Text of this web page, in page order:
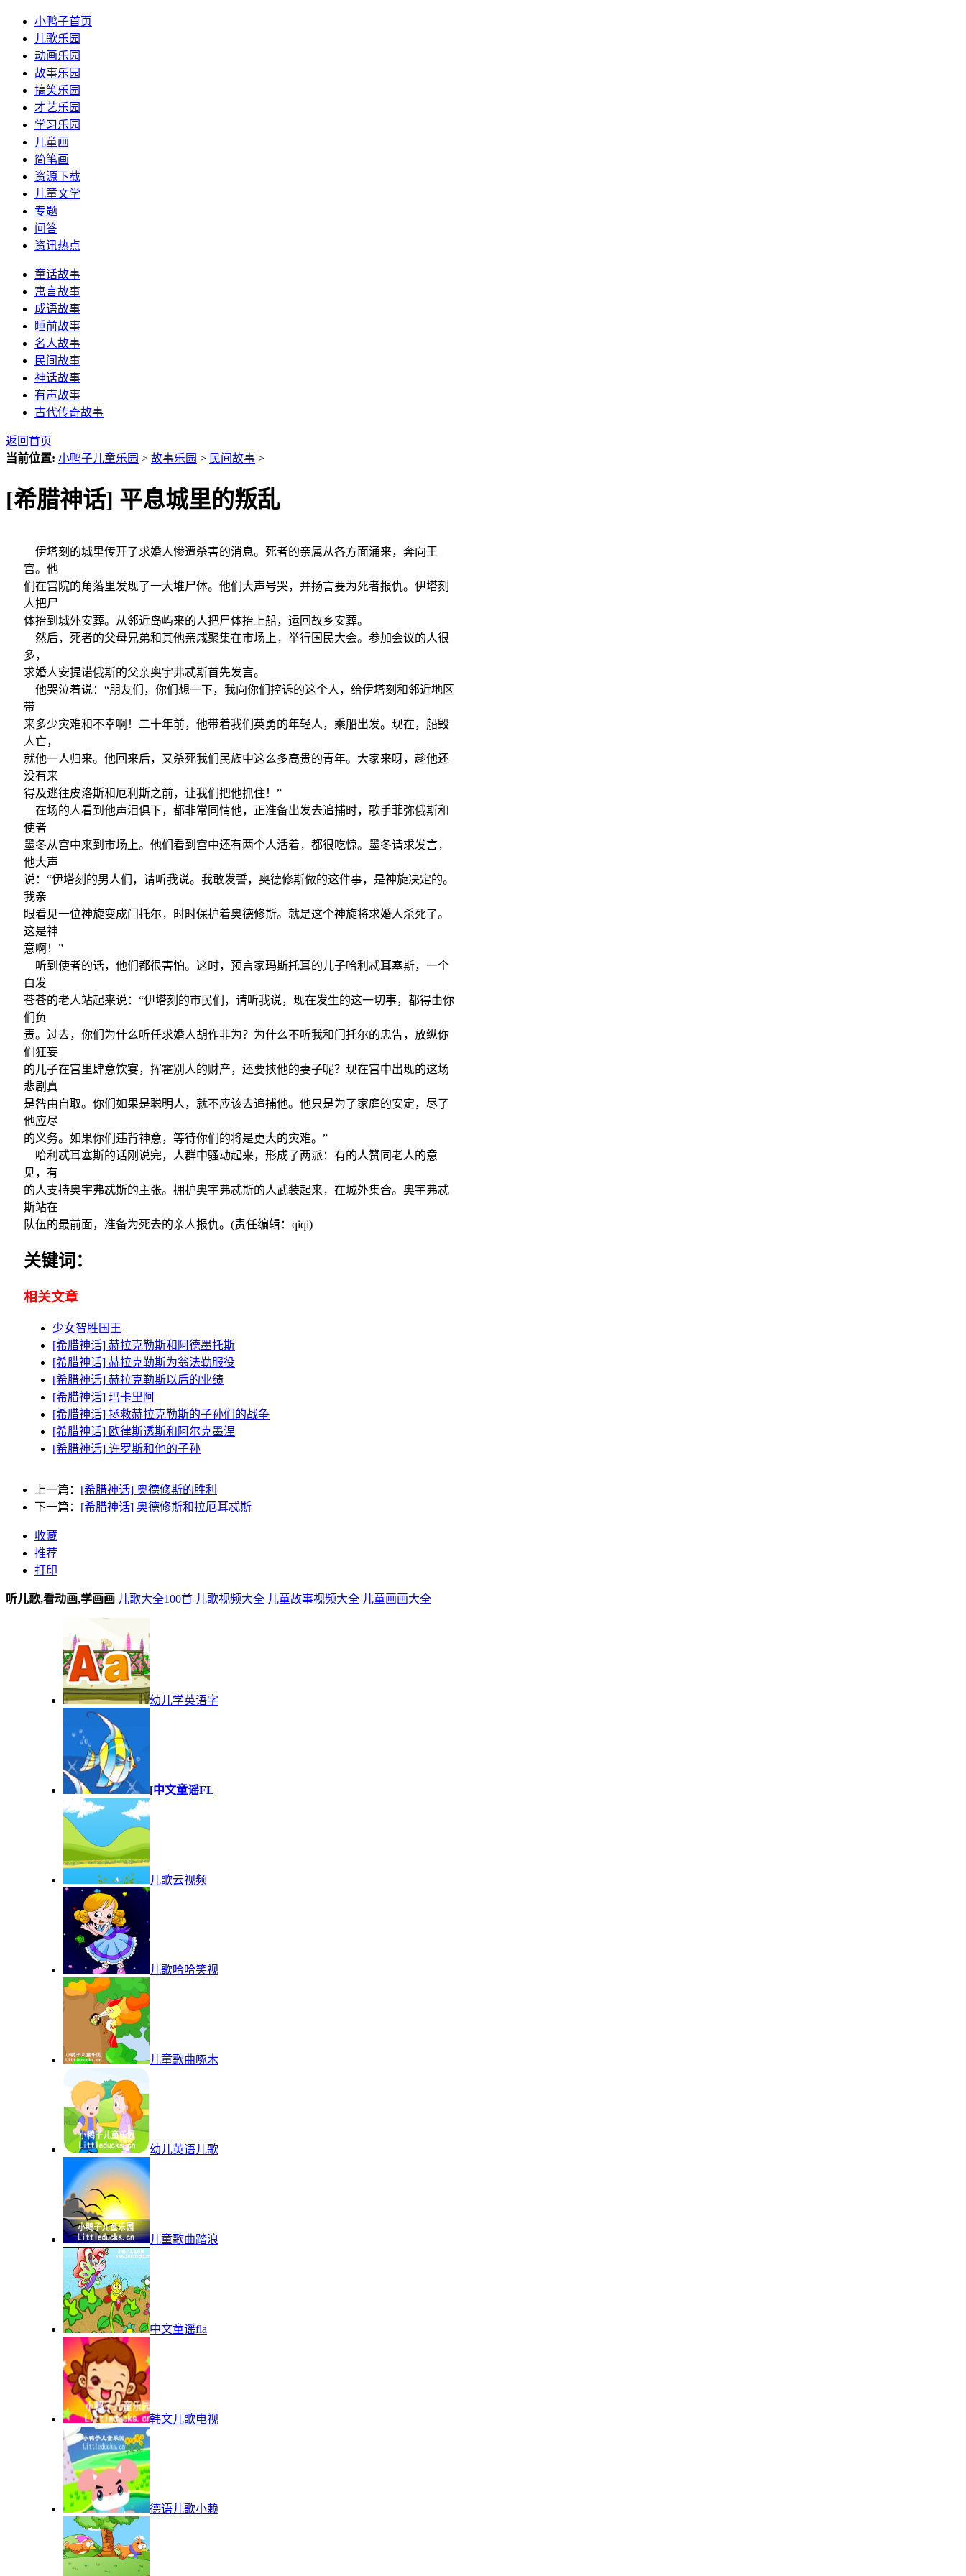
小鸭子首页
儿歌乐园
动画乐园
故事乐园
搞笑乐园
才艺乐园
学习乐园
儿童画
简笔画
资源下载
儿童文学
专题
问答
资讯热点
童话故事
寓言故事
成语故事
睡前故事
名人故事
民间故事
神话故事
有声故事
古代传奇故事
返回首页
当前位置: 小鸭子儿童乐园 > 故事乐园 > 民间故事 >
[希腊神话] 平息城里的叛乱
伊塔刻的城里传开了求婚人惨遭杀害的消息。死者的亲属从各方面涌来，奔向王
宫。他
们在宫院的角落里发现了一大堆尸体。他们大声号哭，并扬言要为死者报仇。伊塔刻
人把尸
体抬到城外安葬。从邻近岛屿来的人把尸体抬上船，运回故乡安葬。
然后，死者的父母兄弟和其他亲戚聚集在市场上，举行国民大会。参加会议的人很
多，
求婚人安提诺俄斯的父亲奥宇弗忒斯首先发言。
他哭泣着说：“朋友们，你们想一下，我向你们控诉的这个人，给伊塔刻和邻近地区
带
来多少灾难和不幸啊！二十年前，他带着我们英勇的年轻人，乘船出发。现在，船毁
人亡，
就他一人归来。他回来后，又杀死我们民族中这么多高贵的青年。大家来呀，趁他还
没有来
得及逃往皮洛斯和厄利斯之前，让我们把他抓住！”
在场的人看到他声泪俱下，都非常同情他，正准备出发去追捕时，歌手菲弥俄斯和
使者
墨冬从宫中来到市场上。他们看到宫中还有两个人活着，都很吃惊。墨冬请求发言，
他大声
说：“伊塔刻的男人们，请听我说。我敢发誓，奥德修斯做的这件事，是神旋决定的。
我亲
眼看见一位神旋变成门托尔，时时保护着奥德修斯。就是这个神旋将求婚人杀死了。
这是神
意啊！”
听到使者的话，他们都很害怕。这时，预言家玛斯托耳的儿子哈利忒耳塞斯，一个
白发
苍苍的老人站起来说：“伊塔刻的市民们，请听我说，现在发生的这一切事，都得由你
们负
责。过去，你们为什么听任求婚人胡作非为？为什么不听我和门托尔的忠告，放纵你
们狂妄
的儿子在宫里肆意饮宴，挥霍别人的财产，还要挟他的妻子呢？现在宫中出现的这场
悲剧真
是咎由自取。你们如果是聪明人，就不应该去追捕他。他只是为了家庭的安定，尽了
他应尽
的义务。如果你们违背神意，等待你们的将是更大的灾难。”
哈利忒耳塞斯的话刚说完，人群中骚动起来，形成了两派：有的人赞同老人的意
见，有
的人支持奥宇弗忒斯的主张。拥护奥宇弗忒斯的人武装起来，在城外集合。奥宇弗忒
斯站在
队伍的最前面，准备为死去的亲人报仇。(责任编辑：qiqi)
关键词：
相关文章
少女智胜国王
[希腊神话] 赫拉克勒斯和阿德墨托斯
[希腊神话] 赫拉克勒斯为翁法勒服役
[希腊神话] 赫拉克勒斯以后的业绩
[希腊神话] 玛卡里阿
[希腊神话] 拯救赫拉克勒斯的子孙们的战争
[希腊神话] 欧律斯透斯和阿尔克墨涅
[希腊神话] 许罗斯和他的子孙
上一篇： [希腊神话] 奥德修斯的胜利
下一篇： [希腊神话] 奥德修斯和拉厄耳忒斯
收藏
推荐
打印
听儿歌,看动画,学画画 儿歌大全100首 儿歌视频大全 儿童故事视频大全 儿童画画大全
幼儿学英语字
[中文童谣FL
儿歌云视频
儿歌哈哈笑视
儿童歌曲啄木
幼儿英语儿歌
儿童歌曲踏浪
中文童谣fla
韩文儿歌电视
德语儿歌小赖